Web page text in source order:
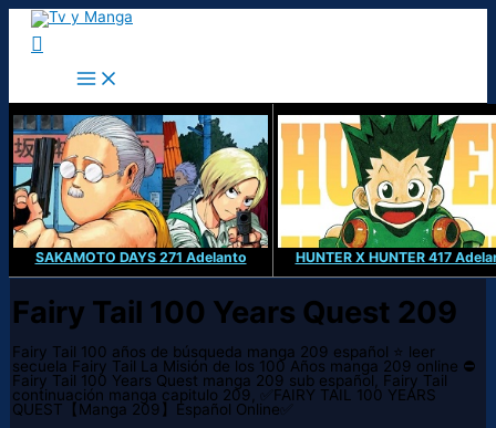
Ir
contenido
Buscar
SAKAMOTO DAYS 271 Adelanto HUNTER X HUNTER 417
Fairy Tail 100 Years Quest 209
Fairy Tail 100 años de búsqueda manga 209 español ⭐ leer
secuela Fairy Tail La Misión de los 100 Años manga 209 online ⛔
Fairy Tail 100 Years Quest manga 209 sub español, Fairy Tail
continuación manga capitulo 209, ✅FAIRY TAIL 100 YEARS
QUEST【Manga 209】Español Online✅